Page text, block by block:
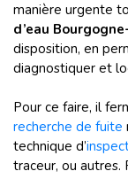
manière urgente
d’eau
disposition, en
diagnostiquer et
Pour ce faire, il
recherche de fuite
technique d’
traceur, ou autres.